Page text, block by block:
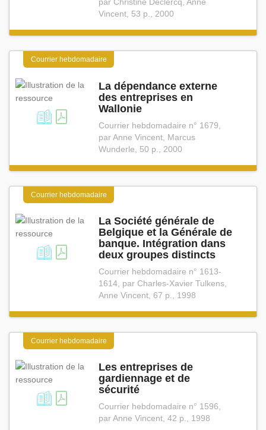
par Christine Declercq, Anne
Vincent, 53 p., 2000
Courrier hebdomadaire
La dépendance externe
des entreprises en
Wallonie
Courrier hebdomadaire n° 1679,
par Anne Vincent, Marcus
Wunderle, 50 p., 2000
Courrier hebdomadaire
La Société générale de
Belgique et la Générale de
banque. Intégration dans
deux groupes distincts
Courrier hebdomadaire n° 1613-
1614, par Charles-Xavier Tulkens,
Anne Vincent, 67 p., 1998
Courrier hebdomadaire
Les entreprises de
gardiennage et de
sécurité
Courrier hebdomadaire n° 1596,
par Anne Vincent, 42 p., 1998